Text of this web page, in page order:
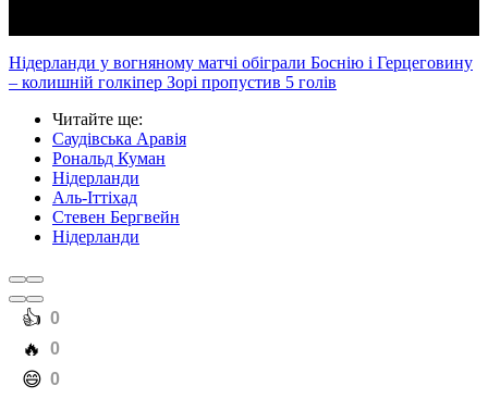
Нідерланди у вогняному матчі обіграли Боснію і Герцеговину
– колишній голкіпер Зорі пропустив 5 голів
Читайте ще:
Саудівська Аравія
Рональд Куман
Нідерланди
Аль-Іттіхад
Стевен Бергвейн
Нідерланди
️👍 0
️🔥 0
️😄 0